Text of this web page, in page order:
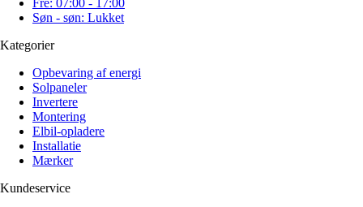
Søn - søn: Lukket
Kategorier
Opbevaring af energi
Solpaneler
Invertere
Montering
Elbil-opladere
Installatie
Mærker
Kundeservice